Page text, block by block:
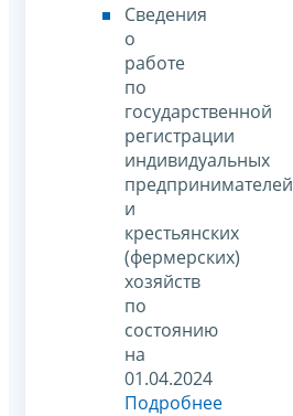
Сведения
о
работе
по
государственной
регистрации
индивидуальных
предпринимателей
и
крестьянских
(фермерских)
хозяйств
по
состоянию
на
01.04.2024
Подробнее